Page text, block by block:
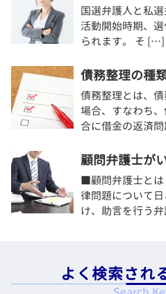
国選弁護人と私
活動開始時期、
られます。 そ […]
債務整理の種
債務整理とは、
場合、すなわち
合に借金の返済
顧問弁護士が
■顧問弁護士とは
律問題について
け、助言を行う
よく検索され